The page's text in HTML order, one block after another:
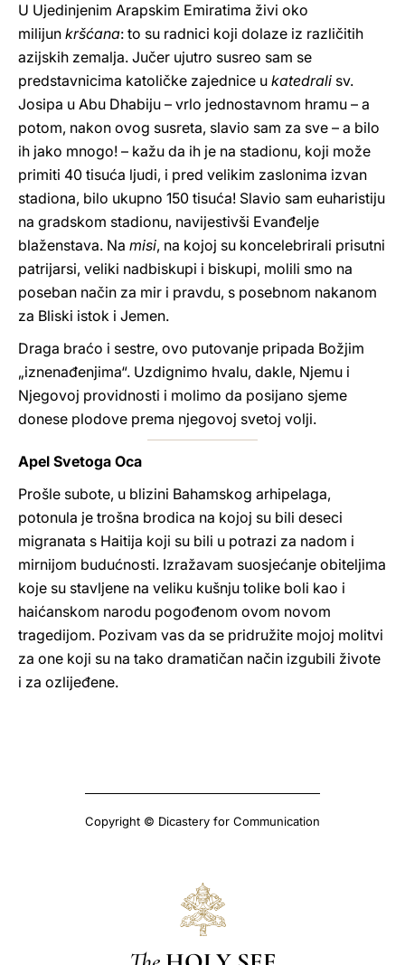
U Ujedinjenim Arapskim Emiratima živi oko
milijun kršćana: to su radnici koji dolaze iz različitih
azijskih zemalja. Jučer ujutro susreo sam se
predstavnicima katoličke zajednice u katedrali sv.
Josipa u Abu Dhabiju – vrlo jednostavnom hramu – a
potom, nakon ovog susreta, slavio sam za sve – a bilo
ih jako mnogo! – kažu da ih je na stadionu, koji može
primiti 40 tisuća ljudi, i pred velikim zaslonima izvan
stadiona, bilo ukupno 150 tisuća! Slavio sam euharistiju
na gradskom stadionu, navijestivši Evanđelje
blaženstava. Na misi, na kojoj su koncelebrirali prisutni
patrijarsi, veliki nadbiskupi i biskupi, molili smo na
poseban način za mir i pravdu, s posebnom nakanom
za Bliski istok i Jemen.
Draga braćo i sestre, ovo putovanje pripada Božjim
„iznenađenjima“. Uzdignimo hvalu, dakle, Njemu i
Njegovoj providnosti i molimo da posijano sjeme
donese plodove prema njegovoj svetoj volji.
Apel Svetoga Oca
Prošle subote, u blizini Bahamskog arhipelaga,
potonula je trošna brodica na kojoj su bili deseci
migranata s Haitija koji su bili u potrazi za nadom i
mirnijom budućnosti. Izražavam suosjećanje obiteljima
koje su stavljene na veliku kušnju tolike boli kao i
haićanskom narodu pogođenom ovom novom
tragedijom. Pozivam vas da se pridružite mojoj molitvi
za one koji su na tako dramatičan način izgubili živote
i za ozlijeđene.
Copyright © Dicastery for Communication